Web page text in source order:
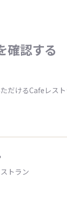
確認する
だけるCafeレス
トラン